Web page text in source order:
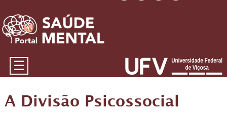
☰
A Divisão Psicossocial